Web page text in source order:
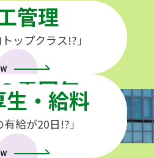
管理
ップクラス!?」
雰囲気
れない社風!?」
これって本当!?
・給料
有給が20日!?」